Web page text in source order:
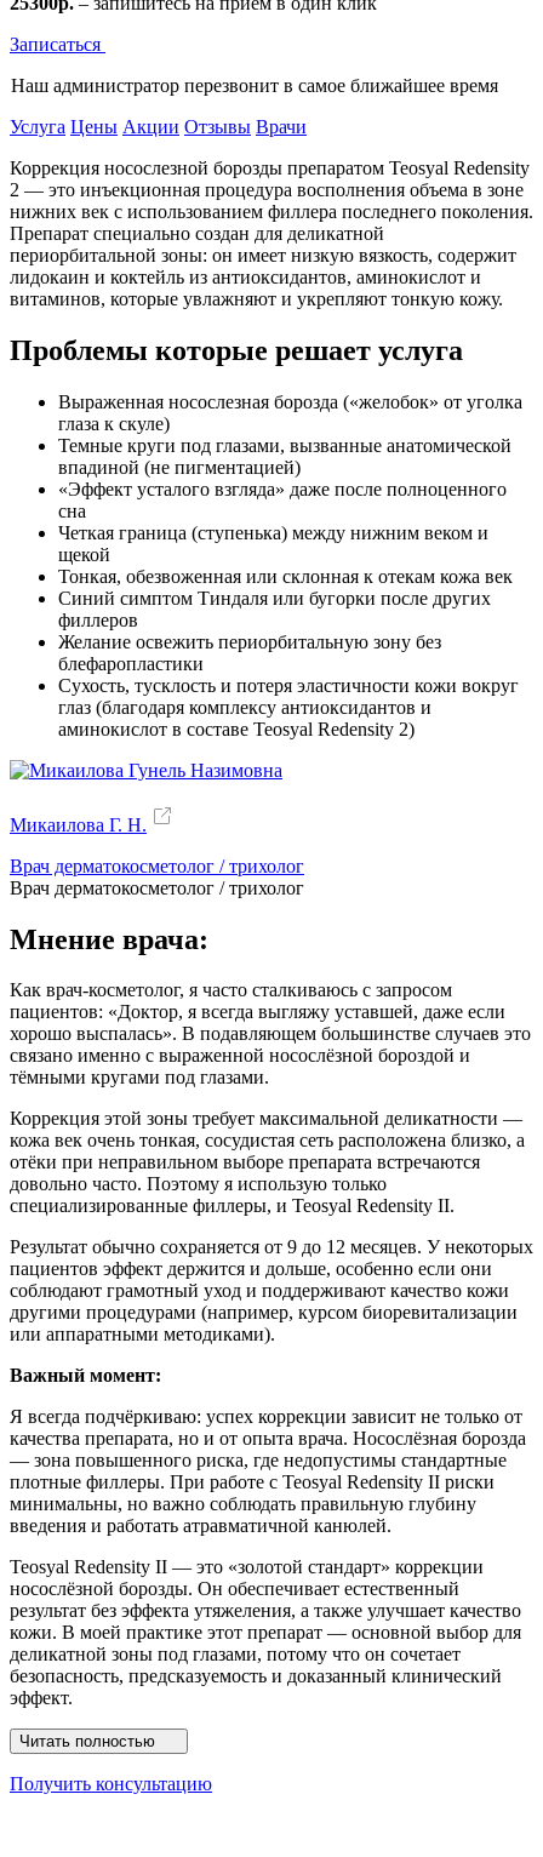
Записаться
Наш администратор перезвонит в самое ближайшее время
Услуга Цены Акции Отзывы Врачи
Коррекция носослезной борозды препаратом Teosyal Redensity
2 — это инъекционная процедура восполнения объема в зоне
нижних век с использованием филлера последнего поколения.
Препарат специально создан для деликатной
периорбитальной зоны: он имеет низкую вязкость, содержит
лидокаин и коктейль из антиоксидантов, аминокислот и
витаминов, которые увлажняют и укрепляют тонкую кожу.
Проблемы которые решает услуга
Выраженная носослезная борозда («желобок» от уголка
глаза к скуле)
Темные круги под глазами, вызванные анатомической
впадиной (не пигментацией)
«Эффект усталого взгляда» даже после полноценного
сна
Четкая граница (ступенька) между нижним веком и
щекой
Тонкая, обезвоженная или склонная к отекам кожа век
Синий симптом Тиндаля или бугорки после других
филлеров
Желание освежить периорбитальную зону без
блефаропластики
Сухость, тусклость и потеря эластичности кожи вокруг
глаз (благодаря комплексу антиоксидантов и
аминокислот в составе Teosyal Redensity 2)
Микаилова Г. Н.
Врач дерматокосметолог / трихолог
Врач дерматокосметолог / трихолог
Мнение врача:
Как врач-косметолог, я часто сталкиваюсь с запросом
пациентов: «Доктор, я всегда выгляжу уставшей, даже если
хорошо выспалась». В подавляющем большинстве случаев это
связано именно с выраженной носослёзной бороздой и
тёмными кругами под глазами.
Коррекция этой зоны требует максимальной деликатности —
кожа век очень тонкая, сосудистая сеть расположена близко, а
отёки при неправильном выборе препарата встречаются
довольно часто. Поэтому я использую только
специализированные филлеры, и Teosyal Redensity II.
Результат обычно сохраняется от 9 до 12 месяцев. У некоторых
пациентов эффект держится и дольше, особенно если они
соблюдают грамотный уход и поддерживают качество кожи
другими процедурами (например, курсом биоревитализации
или аппаратными методиками).
Важный момент:
Я всегда подчёркиваю: успех коррекции зависит не только от
качества препарата, но и от опыта врача. Носослёзная борозда
— зона повышенного риска, где недопустимы стандартные
плотные филлеры. При работе с Teosyal Redensity II риски
минимальны, но важно соблюдать правильную глубину
введения и работать атравматичной канюлей.
Teosyal Redensity II — это «золотой стандарт» коррекции
носослёзной борозды. Он обеспечивает естественный
результат без эффекта утяжеления, а также улучшает качество
кожи. В моей практике этот препарат — основной выбор для
деликатной зоны под глазами, потому что он сочетает
безопасность, предсказуемость и доказанный клинический
эффект.
Читать полностью
Получить консультацию